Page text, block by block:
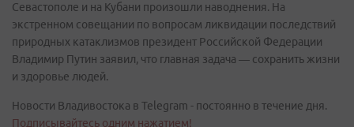
Севастополе и на Кубани произошли наводнения. На
экстренном совещании по вопросам ликвидации последствий
природных катаклизмов президент Российской Федерации
Владимир Путин заявил, что главная задача — сохранить жизни
и здоровье людей.
Новости Владивостока в Telegram - постоянно в течение дня.
Подписывайтесь одним нажатием!